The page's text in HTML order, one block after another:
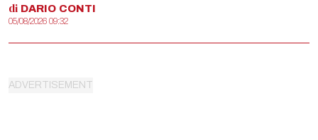
di DARIO CONTI
05/08/2026 09:32